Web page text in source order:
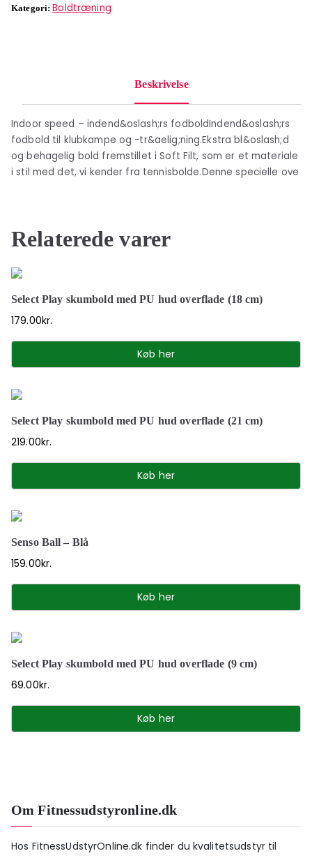
Kategori: Boldtræning
Beskrivelse
Indoor speed – indend&oslash;rs fodboldIndend&oslash;rs
fodbold til klubkampe og -tr&aelig;ning.Ekstra bl&oslash;d
og behagelig bold fremstillet i Soft Filt, som er et materiale
i stil med det, vi kender fra tennisbolde.Denne specielle ove
Relaterede varer
Select Play skumbold med PU hud overflade (18 cm)
179.00kr.
Køb her
Select Play skumbold med PU hud overflade (21 cm)
219.00kr.
Køb her
Senso Ball – Blå
159.00kr.
Køb her
Select Play skumbold med PU hud overflade (9 cm)
69.00kr.
Køb her
Om Fitnessudstyronline.dk
Hos FitnessUdstyrOnline.dk finder du kvalitetsudstyr til